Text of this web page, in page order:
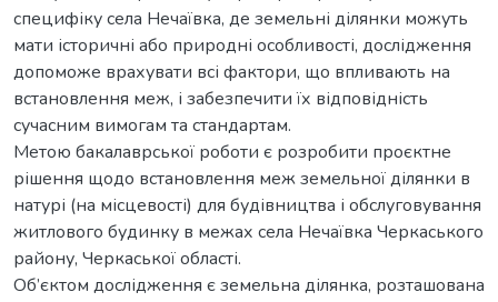
специфіку села Нечаївка, де земельні ділянки можуть
мати історичні або природні особливості, дослідження
допоможе врахувати всі фактори, що впливають на
встановлення меж, і забезпечити їх відповідність
сучасним вимогам та стандартам.
Метою бакалаврської роботи є розробити проєктне
рішення щодо встановлення меж земельної ділянки в
натурі (на місцевості) для будівництва і обслуговування
житлового будинку в межах села Нечаївка Черкаського
району, Черкаської області.
Об’єктом дослідження є земельна ділянка, розташована